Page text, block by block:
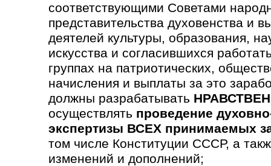
соответствующими Советами
предста­вительства духовен­ства и
деятелей культуры, образования,
искусства и согла­сившихся
группах на патриотических,
начисления и выплаты за это
должны разрабатывать
осуществлять проведение
экспертизы ВСЕХ принимаемых
том числе Конституции СССР, а
изменений и дополнений;